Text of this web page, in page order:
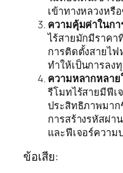
เข้าทางหลวงหรื
ความคุ้มค่าในก
ไร้สายมักมีราคา
การติดตั้งสายไ
ทำให้เป็นการลง
ความหลากหลาย
รีโมทไร้สายมีฟีเ
ประสิทธิภาพมาก
การสร้างรหัสผ่า
และฟีเจอร์ความ
ข้อเสีย: